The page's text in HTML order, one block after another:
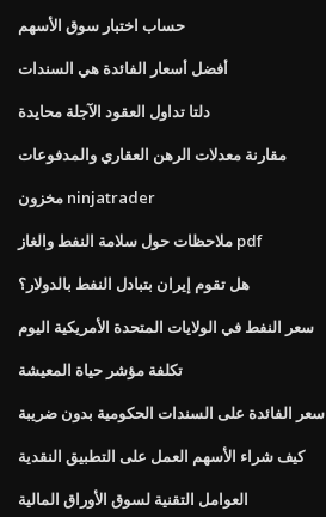
حساب اختبار سوق الأسهم
أفضل أسعار الفائدة هي السندات
دلتا تداول العقود الآجلة محايدة
مقارنة معدلات الرهن العقاري والمدفوعات
مخزون ninjatrader
ملاحظات حول سلامة النفط والغاز pdf
هل تقوم إيران بتبادل النفط بالدولار؟
سعر النفط في الولايات المتحدة الأمريكية اليوم
تكلفة مؤشر حياة المعيشة
سعر الفائدة على السندات الحكومية بدون ضريبة
كيف شراء الأسهم العمل على التطبيق النقدية
العوامل التقنية لسوق الأوراق المالية